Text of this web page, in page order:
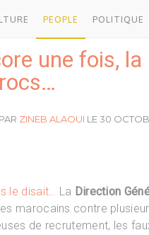
PEOPLE POLITIQUE
une fois,
PAR ZINEB ALAOUI LE 30
le disait… La Direction
marocains contre
de recrutement, les